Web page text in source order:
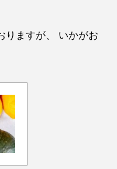
りますが、 いかがお